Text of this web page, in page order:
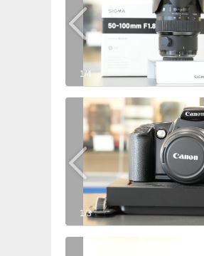
1/4
1/3